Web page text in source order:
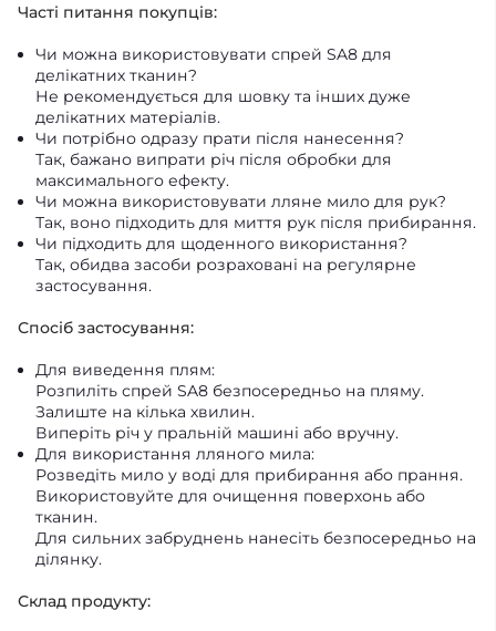
Часті питання покупців:
Чи можна використовувати спрей SA8 для
делікатних тканин?
Не рекомендується для шовку та інших дуже
делікатних матеріалів.
Чи потрібно одразу прати після нанесення?
Так, бажано випрати річ після обробки для
максимального ефекту.
Чи можна використовувати лляне мило для рук?
Так, воно підходить для миття рук після прибирання.
Чи підходить для щоденного використання?
Так, обидва засоби розраховані на регулярне
застосування.
Спосіб застосування:
Для виведення плям:
Розпиліть спрей SA8 безпосередньо на пляму.
Залиште на кілька хвилин.
Виперіть річ у пральній машині або вручну.
Для використання лляного мила:
Розведіть мило у воді для прибирання або прання.
Використовуйте для очищення поверхонь або
тканин.
Для сильних забруднень нанесіть безпосередньо на
ділянку.
Склад продукту: